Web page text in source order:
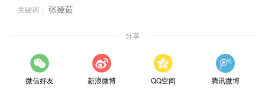
关键词： 张娅茹
分享
微信好友 新浪微博 QQ空间 腾讯微博